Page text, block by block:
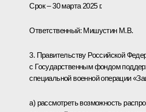
Срок – 30 марта 2025 г.
Ответственный: Мишустин М.В.
3. Правительству Российской
с Государственным фондом
специальной военной операции
а) рассмотреть возможность